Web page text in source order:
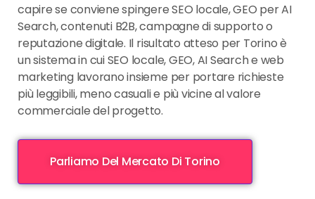
capire se conviene spingere SEO locale, GEO per AI
Search, contenuti B2B, campagne di supporto o
reputazione digitale. Il risultato atteso per Torino è
un sistema in cui SEO locale, GEO, AI Search e web
marketing lavorano insieme per portare richieste
più leggibili, meno casuali e più vicine al valore
commerciale del progetto.
Parliamo Del Mercato Di Torino